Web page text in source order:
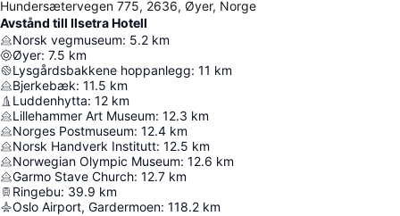
Hundersætervegen 775, 2636, Øyer, Norge
Avstånd till Ilsetra Hotell
Norsk vegmuseum: 5.2 km
Øyer: 7.5 km
Lysgårdsbakkene hoppanlegg: 11 km
Bjerkebæk: 11.5 km
Luddenhytta: 12 km
Lillehammer Art Museum: 12.3 km
Norges Postmuseum: 12.4 km
Norsk Handverk Institutt: 12.5 km
Norwegian Olympic Museum: 12.6 km
Garmo Stave Church: 12.7 km
Ringebu: 39.9 km
Oslo Airport, Gardermoen: 118.2 km